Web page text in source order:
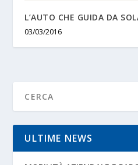
L’AUTO CHE GUIDA DA
03/03/2016
ULTIME NEWS